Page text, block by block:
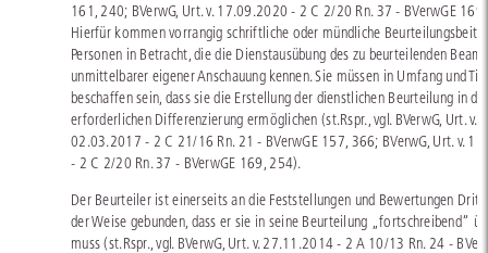
161, 240; BVerwG, Urt. v. 17.09.2020 - 2 C 2/20 Rn. 37 - BVerwGE
Hierfür kommen vorrangig schriftliche oder mündliche
Personen in Betracht, die die Dienstausübung des zu beurteilenden
unmittelbarer eigener Anschauung kennen. Sie müssen in Umfang und
beschaffen sein, dass sie die Erstellung der dienstlichen Beurteilung in
erforderlichen Differenzierung ermöglichen (st.Rspr., vgl. BVerwG, Urt. v.
02.03.2017 - 2 C 21/16 Rn. 21 - BVerwGE 157, 366; BVerwG, Urt. v.
- 2 C 2/20 Rn. 37 - BVerwGE 169, 254).
Der Beurteiler ist einerseits an die Feststellungen und Bewertungen
der Weise gebunden, dass er sie in seine Beurteilung „fortschreibend“
muss (st.Rspr., vgl. BVerwG, Urt. v. 27.11.2014 - 2 A 10/13 Rn. 24 -